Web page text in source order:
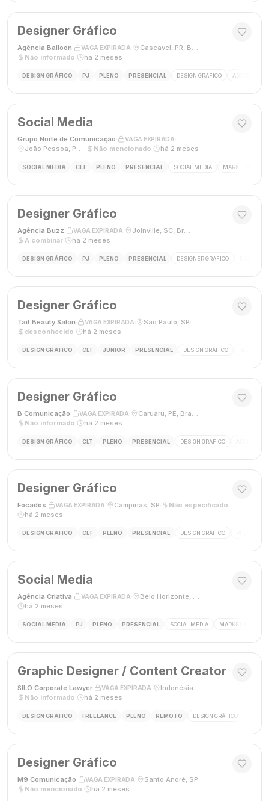
Designer Gráfico
Agência Balloon VAGA EXPIRADA Cascavel, PR, Brasil
Não informado
há 2 meses
DESIGN GRÁFICO PJ PLENO PRESENCIAL DESIGN GRÁFICO ADOBE
Social Media
Grupo Norte de Comunicação VAGA EXPIRADA
João Pessoa, Paraíba, Brasil
Não mencionado há 2 meses
SOCIAL MEDIA CLT PLENO PRESENCIAL SOCIAL MEDIA MARKETING
Designer Gráfico
Agência Buzz VAGA EXPIRADA Joinville, SC, Brasil
A combinar
há 2 meses
DESIGN GRÁFICO PJ PLENO PRESENCIAL DESIGNER GRÁFICO
Designer Gráfico
Taif Beauty Salon VAGA EXPIRADA São Paulo, SP
desconhecido
há 2 meses
DESIGN GRÁFICO CLT JÚNIOR PRESENCIAL DESIGN GRÁFICO
Designer Gráfico
B Comunicação VAGA EXPIRADA Caruaru, PE, Brasil
Não informado
há 2 meses
DESIGN GRÁFICO CLT PLENO PRESENCIAL DESIGN GRÁFICO ADOBE
Designer Gráfico
Focados VAGA EXPIRADA Campinas, SP Não especificado
há 2 meses
DESIGN GRÁFICO CLT PLENO PRESENCIAL DESIGN GRÁFICO PHOTOSHOP
Social Media
Agência Criativa VAGA EXPIRADA Belo Horizonte, Brasil
há 2 meses
SOCIAL MEDIA PJ PLENO PRESENCIAL SOCIAL MEDIA MARKETING
Graphic Designer / Content Creator
SILO Corporate Lawyer VAGA EXPIRADA Indonésia
Não informado
há 2 meses
DESIGN GRÁFICO FREELANCE PLENO REMOTO DESIGN GRÁFICO
Designer Gráfico
M9 Comunicação VAGA EXPIRADA Santo André, SP
Não mencionado
há 2 meses